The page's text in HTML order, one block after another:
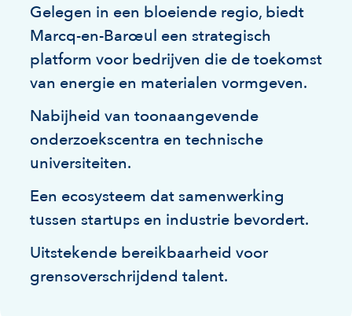
Gelegen in een bloeiende regio, biedt
Marcq-en-Barœul een strategisch
platform voor bedrijven die de toekomst
van energie en materialen vormgeven.
Nabijheid van toonaangevende
onderzoekscentra en technische
universiteiten.
Een ecosysteem dat samenwerking
tussen startups en industrie bevordert.
Uitstekende bereikbaarheid voor
grensoverschrijdend talent.